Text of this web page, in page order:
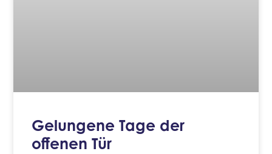
Gelungene Tage der
offenen Tür